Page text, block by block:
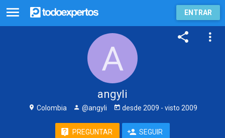
ENTRAR
angyli
Colombia @angyli desde 2009 - visto 2009
PREGUNTAR SEGUIR